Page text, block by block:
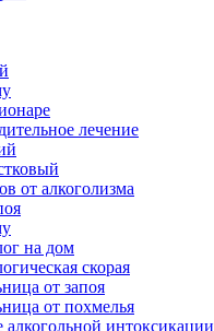
лечение
от алкоголизма
на дом
скорая
от запоя
от похмелья
алкогольной интоксикации